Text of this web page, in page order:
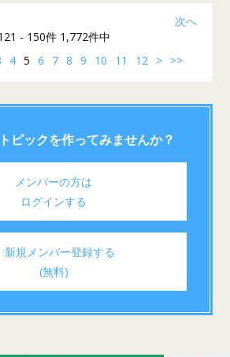
次へ
- 150件 1,772件中
4 5 6 7 8 9 10 11 12 > >>
ピックを作ってみませんか？
メンバーの方は
ログインする
新規メンバー登録する
(無料)